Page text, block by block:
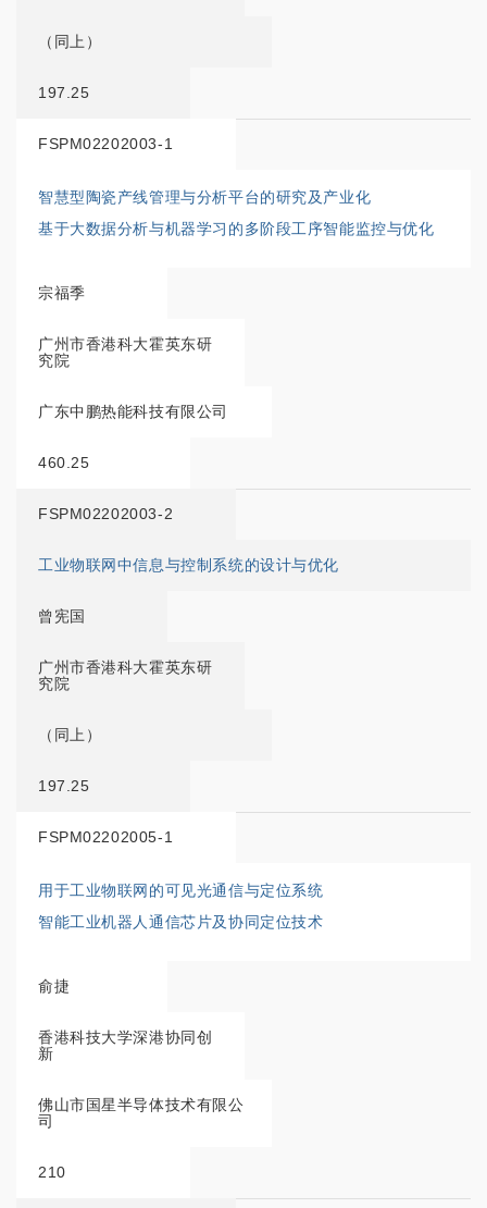
（同上）
197.25
FSPM02202003-1
智慧型陶瓷产线管理与分析平台的研究及产业化
基于大数据分析与机器学习的多阶段工序智能监控与优化
宗福季
广州市香港科大霍英东研
究院
广东中鹏热能科技有限公司
460.25
FSPM02202003-2
工业物联网中信息与控制系统的设计与优化
曾宪国
广州市香港科大霍英东研
究院
（同上）
197.25
FSPM02202005-1
用于工业物联网的可见光通信与定位系统
智能工业机器人通信芯片及协同定位技术
俞捷
香港科技大学深港协同创
新
佛山市国星半导体技术有限公
司
210